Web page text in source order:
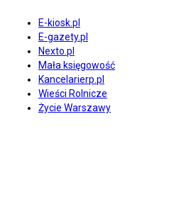
E-kiosk.pl
E-gazety.pl
Nexto.pl
Mała księgowość
Kancelarierp.pl
Wieści Rolnicze
Życie Warszawy